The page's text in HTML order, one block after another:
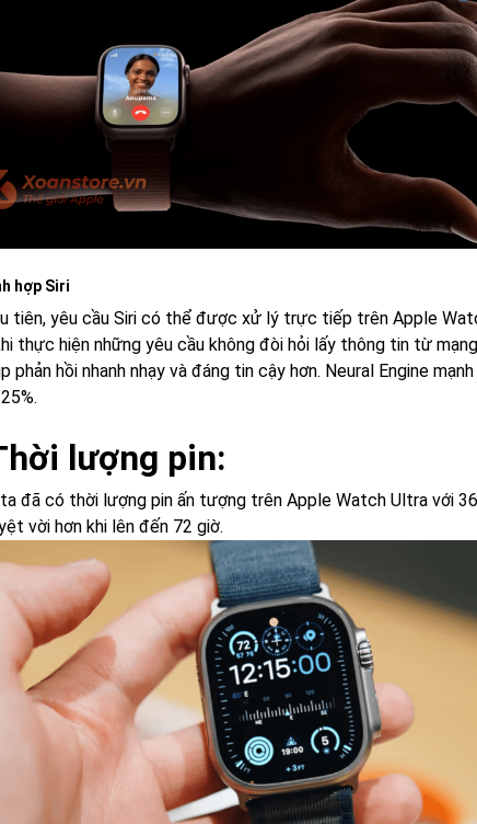
hợp Siri
tiên, yêu cầu Siri có thể được xử lý trực tiếp trên Apple
thực hiện những yêu cầu không đòi hỏi lấy thông tin từ
phản hồi nhanh nhạy và đáng tin cậy hơn. Neural Engine
lượng pin:
ta đã có thời lượng pin ấn tượng trên Apple Watch Ultra với
vời hơn khi lên đến 72 giờ.